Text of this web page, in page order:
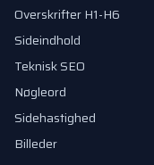
Overskrifter H1-H6
Sideindhold
Teknisk SEO
Nøgleord
Sidehastighed
Billeder